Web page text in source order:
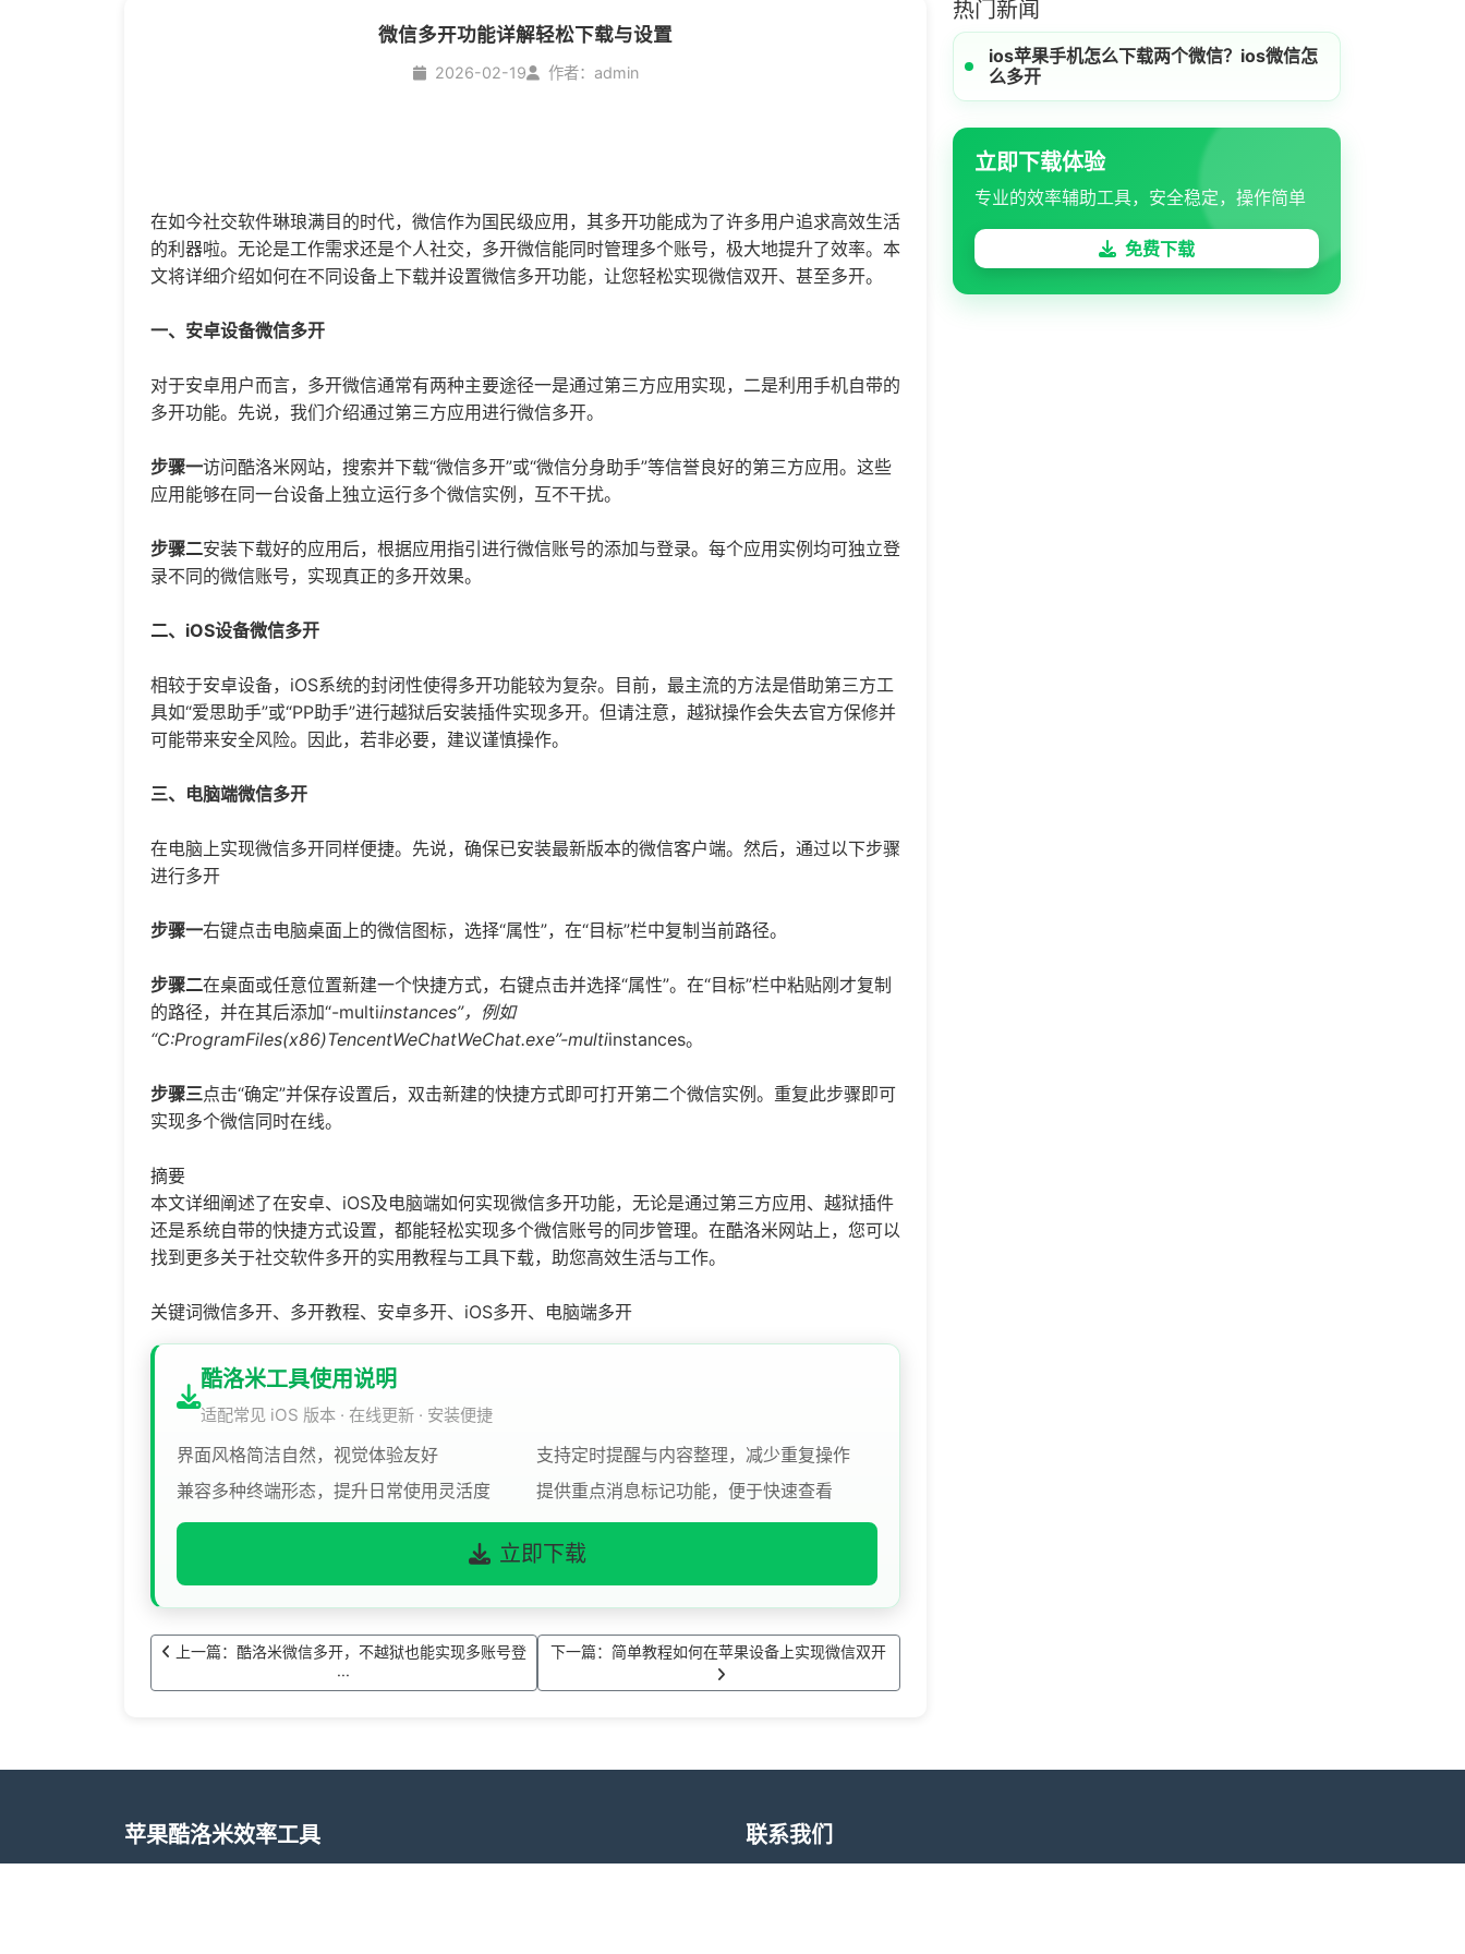
微信多开功能详解轻松下载与设置
2026-02-19 作者：admin
在如今社交软件琳琅满目的时代，微信作为国民级应用，其多开功能成为了许多用户追求高效生活
的利器啦。无论是工作需求还是个人社交，多开微信能同时管理多个账号，极大地提升了效率。本
文将详细介绍如何在不同设备上下载并设置微信多开功能，让您轻松实现微信双开、甚至多开。
一、安卓设备微信多开
对于安卓用户而言，多开微信通常有两种主要途径一是通过第三方应用实现，二是利用手机自带的
多开功能。先说，我们介绍通过第三方应用进行微信多开。
步骤一访问酷洛米网站，搜索并下载“微信多开”或“微信分身助手”等信誉良好的第三方应用。这些
应用能够在同一台设备上独立运行多个微信实例，互不干扰。
步骤二安装下载好的应用后，根据应用指引进行微信账号的添加与登录。每个应用实例均可独立登
录不同的微信账号，实现真正的多开效果。
二、iOS设备微信多开
相较于安卓设备，iOS系统的封闭性使得多开功能较为复杂。目前，最主流的方法是借助第三方工
具如“爱思助手”或“PP助手”进行越狱后安装插件实现多开。但请注意，越狱操作会失去官方保修并
可能带来安全风险。因此，若非必要，建议谨慎操作。
三、电脑端微信多开
在电脑上实现微信多开同样便捷。先说，确保已安装最新版本的微信客户端。然后，通过以下步骤
进行多开
步骤一右键点击电脑桌面上的微信图标，选择“属性”，在“目标”栏中复制当前路径。
步骤二在桌面或任意位置新建一个快捷方式，右键点击并选择“属性”。在“目标”栏中粘贴刚才复制
的路径，并在其后添加“-multiinstances”，例如
“C:ProgramFiles(x86)TencentWeChatWeChat.exe”-multiinstances。
步骤三点击“确定”并保存设置后，双击新建的快捷方式即可打开第二个微信实例。重复此步骤即可
实现多个微信同时在线。
摘要
本文详细阐述了在安卓、iOS及电脑端如何实现微信多开功能，无论是通过第三方应用、越狱插件
还是系统自带的快捷方式设置，都能轻松实现多个微信账号的同步管理。在酷洛米网站上，您可以
找到更多关于社交软件多开的实用教程与工具下载，助您高效生活与工作。
关键词微信多开、多开教程、安卓多开、iOS多开、电脑端多开
酷洛米工具使用说明
适配常见 iOS 版本 · 在线更新 · 安装便捷
界面风格简洁自然，视觉体验友好
支持定时提醒与内容整理，减少重复操作
兼容多种终端形态，提升日常使用灵活度
提供重点消息标记功能，便于快速查看
立即下载
上一篇：酷洛米微信多开，不越狱也能实现多账号登
···
下一篇：简单教程如何在苹果设备上实现微信双开
热门新闻
ios苹果手机怎么下载两个微信？ios微信怎
么多开
立即下载体验
专业的效率辅助工具，安全稳定，操作简单
免费下载
苹果酷洛米效率工具 联系我们